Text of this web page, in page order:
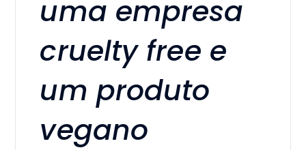
uma empresa
cruelty free e
um produto
vegano